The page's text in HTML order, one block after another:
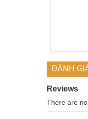
ĐÁNH
Reviews
There are